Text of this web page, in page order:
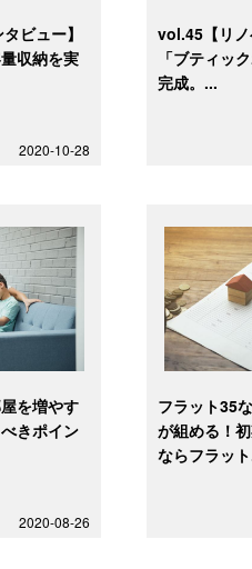
ビュー】
収納を実
2020-10-28
vol.45【リノ
「ブティッ
完成。...
を増やす
きポイン
2020-08-26
フラット35
が組める！
ならフラッ